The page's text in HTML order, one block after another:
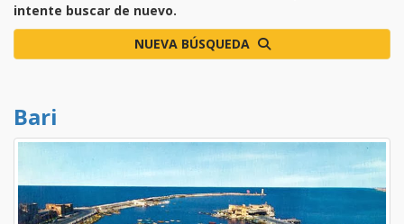
intente buscar de nuevo.
NUEVA BÚSQUEDA
Bari